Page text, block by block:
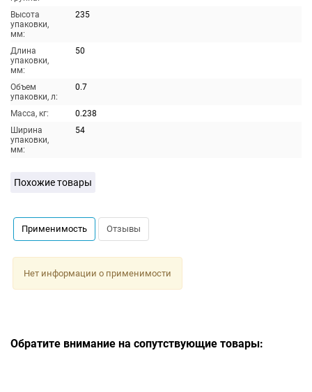
Высота
упаковки,
мм:
235
Длина
упаковки,
мм:
50
Объем
упаковки, л:
0.7
Масса, кг:
0.238
Ширина
упаковки,
мм:
54
Похожие товары
Применимость Отзывы
Нет информации о применимости
Обратите внимание на сопутствующие товары: